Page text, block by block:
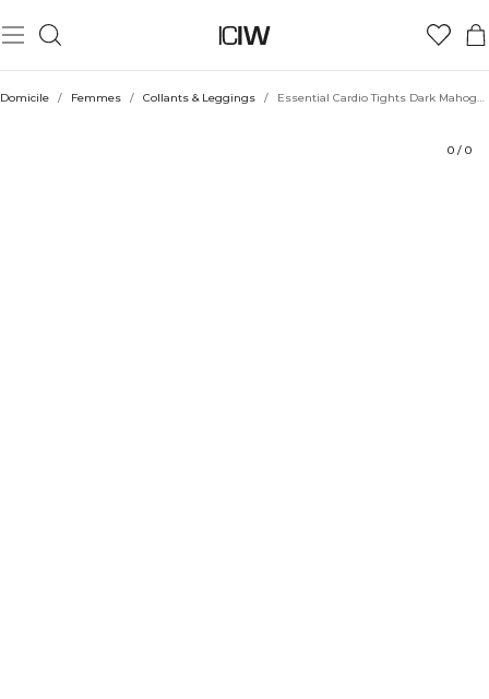
Domicile / Femmes / Collants & Leggings / Essential Cardio Tights Dark Mahogany
0 / 0